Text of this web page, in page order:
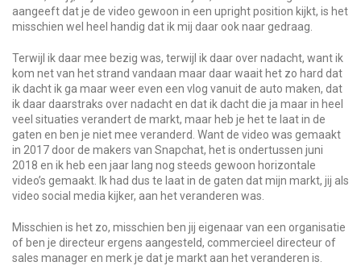
aangeeft dat je de video gewoon in een upright position kijkt, is het
misschien wel heel handig dat ik mij daar ook naar gedraag.
Terwijl ik daar mee bezig was, terwijl ik daar over nadacht, want ik
kom net van het strand vandaan maar daar waait het zo hard dat
ik dacht ik ga maar weer even een vlog vanuit de auto maken, dat
ik daar daarstraks over nadacht en dat ik dacht die ja maar in heel
veel situaties verandert de markt, maar heb je het te laat in de
gaten en ben je niet mee veranderd. Want de video was gemaakt
in 2017 door de makers van Snapchat, het is ondertussen juni
2018 en ik heb een jaar lang nog steeds gewoon horizontale
video’s gemaakt. Ik had dus te laat in de gaten dat mijn markt, jij als
video social media kijker, aan het veranderen was.
Misschien is het zo, misschien ben jij eigenaar van een organisatie
of ben je directeur ergens aangesteld, commercieel directeur of
sales manager en merk je dat je markt aan het veranderen is.